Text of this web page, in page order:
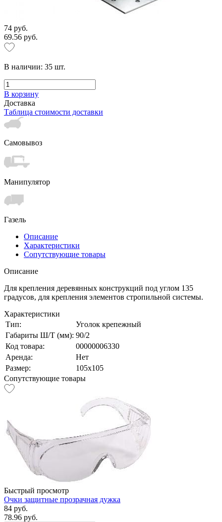
74 руб.
69.56 руб.
В наличии: 35 шт.
В корзину
Доставка
Таблица стоимости доставки
Самовывоз
Манипулятор
Газель
Описание
Характеристики
Сопутствующие товары
Описание
Для крепления деревянных конструкций под углом 135
градусов, для крепления элементов стропильной системы.
Характеристики
Тип:
Уголок крепежный
Габариты Ш/Т (мм): 90/2
Код товара:
00000006330
Аренда:
Нет
Размер:
105х105
Сопутствующие товары
Быстрый просмотр
Очки защитные прозрачная дужка
84 руб.
78.96 руб.